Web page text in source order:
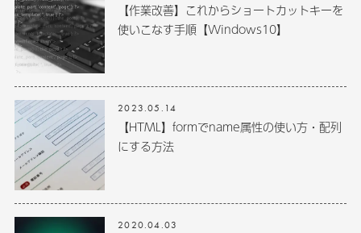
【作業改善】これからショートカットキーを
使いこなす手順【Windows10】
2023.05.14
【HTML】formでname属性の使い方・配列
にする方法
2020.04.03